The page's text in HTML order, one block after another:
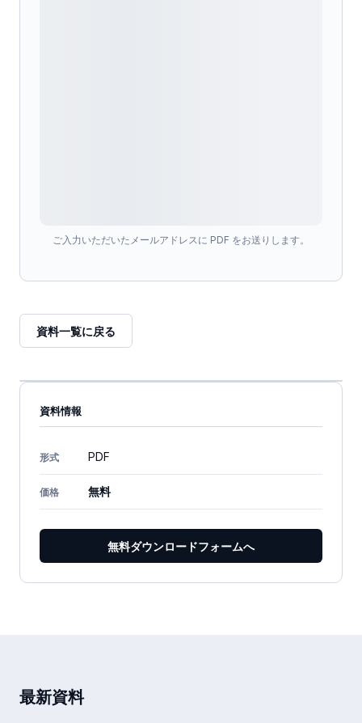
ご入力いただいたメールアドレスに PDF をお送りします。
資料一覧に戻る
資料情報
形式 PDF
価格 無料
無料ダウンロードフォームへ
最新資料